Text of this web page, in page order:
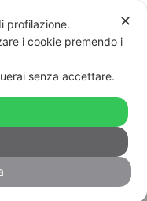
profili dei
ma non
✕
profilazione.
i cookie premendo i
senza accettare.